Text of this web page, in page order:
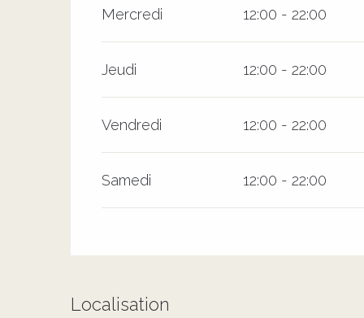
Mercredi 12:00 - 22:00
Jeudi 12:00 - 22:00
Vendredi 12:00 - 22:00
Samedi 12:00 - 22:00
Localisation